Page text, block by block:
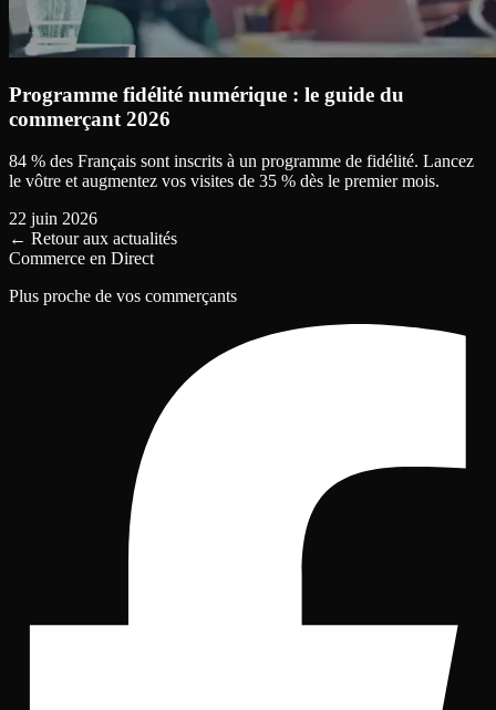
Programme fidélité numérique : le guide du
commerçant 2026
84 % des Français sont inscrits à un programme de fidélité. Lancez
le vôtre et augmentez vos visites de 35 % dès le premier mois.
22 juin 2026
← Retour aux actualités
Commerce en Direct
Plus proche de vos commerçants